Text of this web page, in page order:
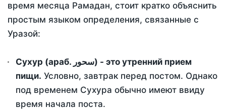
время месяца Рамадан, стоит кратко объяснить
простым языком определения, связанные с
Уразой:
Сухур (араб. سحور) - это утренний прием
пищи. Условно, завтрак перед постом. Однако
под временем Сухура обычно имеют ввиду
время начала поста.